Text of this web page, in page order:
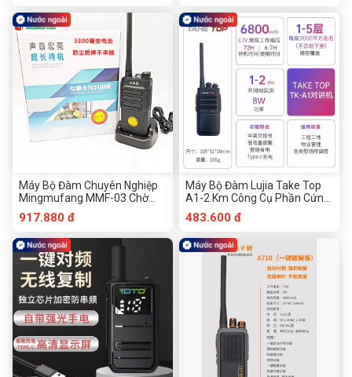
Máy Bộ Đàm Chuyên Nghiệp
Mingmufang MMF-03 Chờ
Lâu Công Cụ Phần Cứng
Chuanmu
917.880 đ
Máy Bộ Đàm Lujia Take Top
A1-2 Km Công Cụ Phần Cứng
Chuanmu
483.600 đ